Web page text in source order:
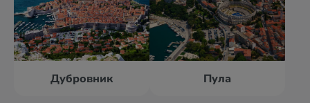
Дубровник Пула